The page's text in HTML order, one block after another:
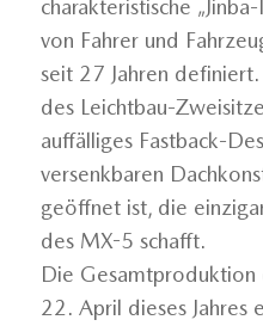
charakteristische
von Fahrer und
seit 27 Jahren
des Leichtbau-
auffälliges Fastback-
versenkbaren
geöffnet ist, die
des MX-5 schafft.
Die
22. April dieses Jahres